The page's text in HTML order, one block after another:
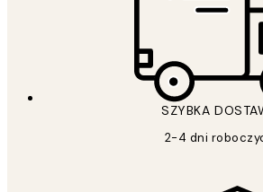
SZYBKA
2-4 dni